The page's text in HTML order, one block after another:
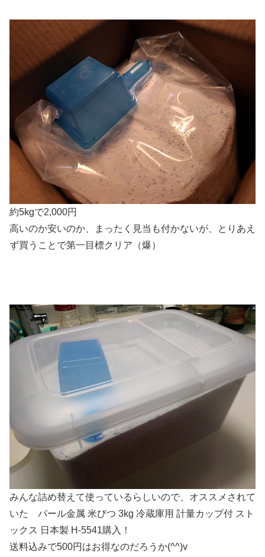
約5kgで2,000円
高いのか安いのか、まったく見当も付かないが、とりあえ
ず買うことで第一目標クリア（爆）
みんな詰め替えて使っているらしいので、オススメされて
いた パール金属 米びつ 3kg 冷蔵庫用 計量カップ付 スト
ックス 日本製 H-5541購入！
送料込みで500円はお得なのだろうか(^^)v